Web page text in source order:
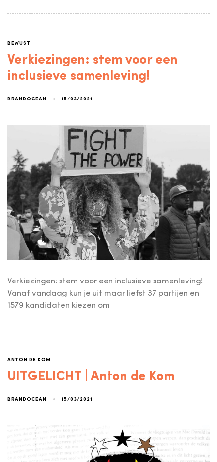
BEWUST
Verkiezingen: stem voor een
inclusieve samenleving!
BRANDOCEAN 15/03/2021
Verkiezingen: stem voor een inclusieve samenleving!
Vanaf vandaag kun je uit maar liefst 37 partijen en
1579 kandidaten kiezen om
ANTON DE KOM
UITGELICHT | Anton de Kom
BRANDOCEAN 15/03/2021